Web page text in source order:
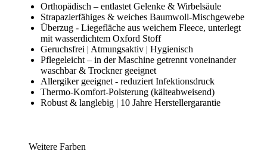
Orthopädisch – entlastet Gelenke & Wirbelsäule
Strapazierfähiges & weiches Baumwoll-Mischgewebe
Überzug - Liegefläche aus weichem Fleece, unterlegt
mit wasserdichtem Oxford Stoff
Geruchsfrei | Atmungsaktiv | Hygienisch
Pflegeleicht – in der Maschine getrennt voneinander
waschbar & Trockner geeignet
Allergiker geeignet - reduziert Infektionsdruck
Thermo-Komfort-Polsterung (kälteabweisend)
Robust & langlebig | 10 Jahre Herstellergarantie
Weitere Farben